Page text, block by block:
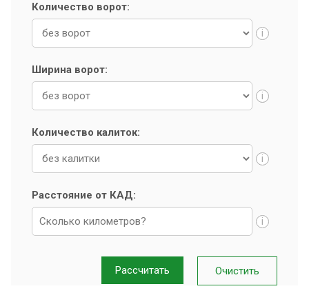
Количество ворот:
i
Ширина ворот:
i
Количество калиток:
i
Расстояние от КАД:
i